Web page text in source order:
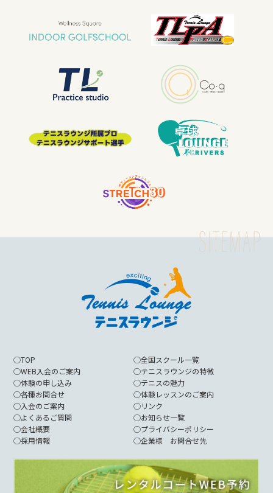
◯TOP
◯WEB入会のご案内
◯体験の申し込み
◯各種お問合せ
◯全国スクール一覧
◯テニスラウンジの特徴
◯テニスの魅力
◯体験レッスンのご案内
◯入会のご案内
◯よくあるご質問
◯会社概要
◯採用情報
◯リンク
◯お知らせ一覧
◯プライバシーポリシー
◯企業様 お問合せ先